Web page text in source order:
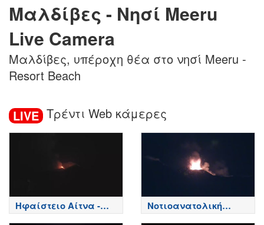
Μαλδίβες - Νησί Meeru
Live Camera
Μαλδίβες, υπέροχη θέα στο νησί Meeru -
Resort Beach
LIVE Τρέντι Web κάμερες
Ηφαίστειο Αίτνα -
Κορυφή κρατήρων,
Νοτιοανατολική
πλευρά - Ηφαίστειο